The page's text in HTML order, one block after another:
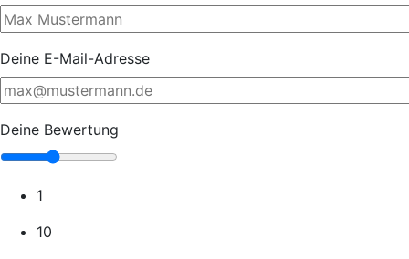
Deine E-Mail-Adresse
Deine Bewertung
1
10